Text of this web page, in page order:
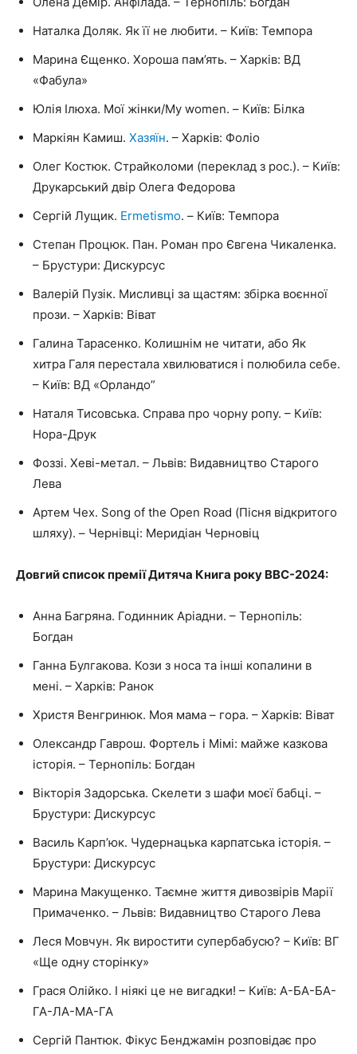
Наталка Доляк. Як її не любити. – Київ: Темпора
Марина Єщенко. Хороша пам’ять. – Харків: ВД
«Фабула»
Юлія Ілюха. Мої жінки/My women. – Київ: Білка
Маркіян Камиш. Хазяїн. – Харків: Фоліо
Олег Костюк. Страйколоми (переклад з рос.). – Київ:
Друкарський двір Олега Федорова
Сергій Лущик. Ermetismo. – Київ: Темпора
Степан Процюк. Пан. Роман про Євгена Чикаленка.
– Брустури: Дискурсус
Валерій Пузік. Мисливці за щастям: збірка воєнної
прози. – Харків: Віват
Галина Тарасенко. Колишнім не читати, або Як
хитра Галя перестала хвилюватися і полюбила себе.
– Київ: ВД «Орландо”
Наталя Тисовська. Справа про чорну ропу. – Київ:
Нора-Друк
Фоззі. Хеві-метал. – Львів: Видавництво Старого
Лева
Артем Чех. Song of the Open Road (Пісня відкритого
шляху). – Чернівці: Меридіан Черновіц
Довгий список премії Дитяча Книга року ВВС-2024:
Анна Багряна. Годинник Аріадни. – Тернопіль:
Богдан
Ганна Булгакова. Кози з носа та інші копалини в
мені. – Харків: Ранок
Христя Венгринюк. Моя мама – гора. – Харків: Віват
Олександр Гаврош. Фортель і Мімі: майже казкова
історія. – Тернопіль: Богдан
Вікторія Задорська. Скелети з шафи моєї бабці. –
Брустури: Дискурсус
Василь Карп’юк. Чудернацька карпатська історія. –
Брустури: Дискурсус
Марина Макущенко. Таємне життя дивозвірів Марії
Примаченко. – Львів: Видавництво Старого Лева
Леся Мовчун. Як виростити супербабусю? – Київ: ВГ
«Ще одну сторінку»
Грася Олійко. І ніякі це не вигадки! – Київ: А-БА-БА-
ГА-ЛА-МА-ГА
Сергій Пантюк. Фікус Бенджамін розповідає про